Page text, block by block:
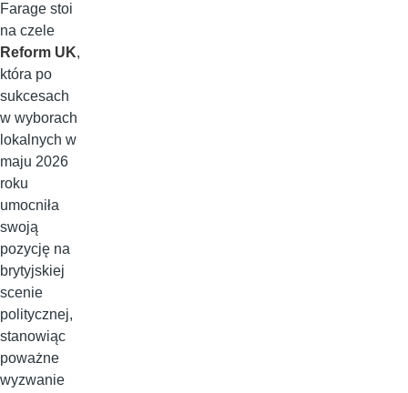
Farage stoi
na czele
Reform UK,
która po
sukcesach
w wyborach
lokalnych w
maju 2026
roku
umocniła
swoją
pozycję na
brytyjskiej
scenie
politycznej,
stanowiąc
poważne
wyzwanie